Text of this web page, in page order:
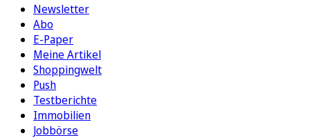
Newsletter
Abo
E-Paper
Meine Artikel
Shoppingwelt
Push
Testberichte
Immobilien
Jobbörse